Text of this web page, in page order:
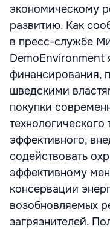
экономическому
развитию. Как
в пресс-службе
DemoEnvironment
финансирования,
шведскими
покупки
технологического
эффективного,
содействовать
эффективному
консервации
возобновляемых
загрязнителей.